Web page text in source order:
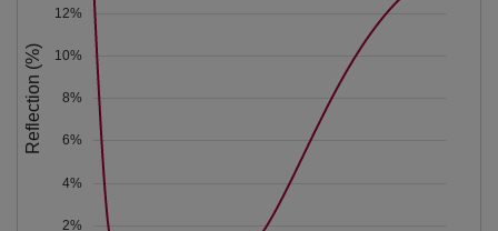
2%
4%
6%
8%
10%
12%
Reflection (%)